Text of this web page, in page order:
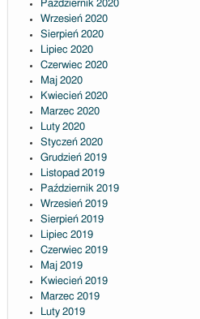
Październik 2020
Wrzesień 2020
Sierpień 2020
Lipiec 2020
Czerwiec 2020
Maj 2020
Kwiecień 2020
Marzec 2020
Luty 2020
Styczeń 2020
Grudzień 2019
Listopad 2019
Październik 2019
Wrzesień 2019
Sierpień 2019
Lipiec 2019
Czerwiec 2019
Maj 2019
Kwiecień 2019
Marzec 2019
Luty 2019